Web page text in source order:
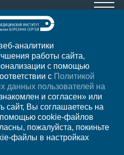
208-218
7.00-23.00
Ярославль
на
прием
аналитики
работы сайта,
с помощью
с Политикой
данных пользователей на
и согласен» или
сайт, Вы соглашаетесь на
помощью cookie-файлов
пожалуйста, покиньте
файлы в настройках